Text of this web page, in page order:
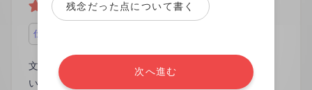
仕事の内容が面白い、キャリアアップにつながる
文章の構成案作成・執筆を行いました。わかりやす
いマニュアルと素早い対応で未熟だった私を成長さ
残念だった点について書く
次へ進む